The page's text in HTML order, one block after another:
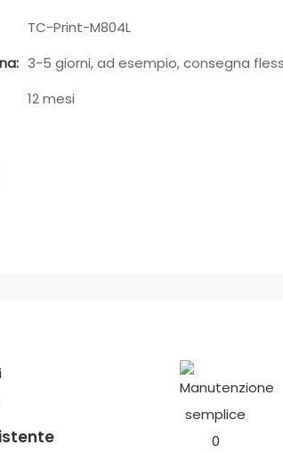
TC-Print-M804L
3-5 giorni, ad esempio, consegna
12 mesi